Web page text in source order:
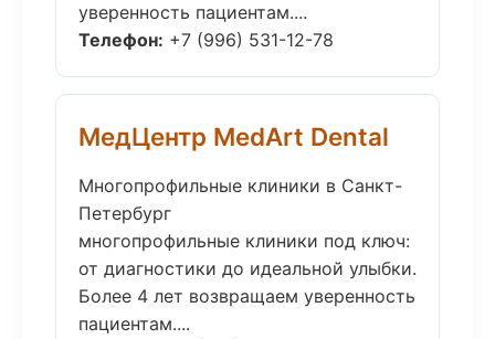
уверенность пациентам....
Телефон: +7 (996) 531-12-78
МедЦентр MedArt Dental
Многопрофильные клиники в Санкт-
Петербург
многопрофильные клиники под ключ:
от диагностики до идеальной улыбки.
Более 4 лет возвращаем уверенность
пациентам....